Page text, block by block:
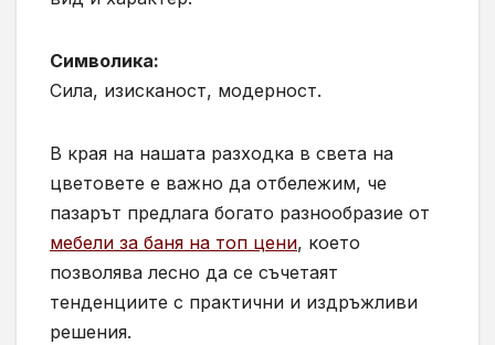
Символика:
Сила, изисканост, модерност.
В края на нашата разходка в света на
цветовете е важно да отбележим, че
пазарът предлага богато разнообразие от
мебели за баня на топ цени, което
позволява лесно да се съчетаят
тенденциите с практични и издръжливи
решения.